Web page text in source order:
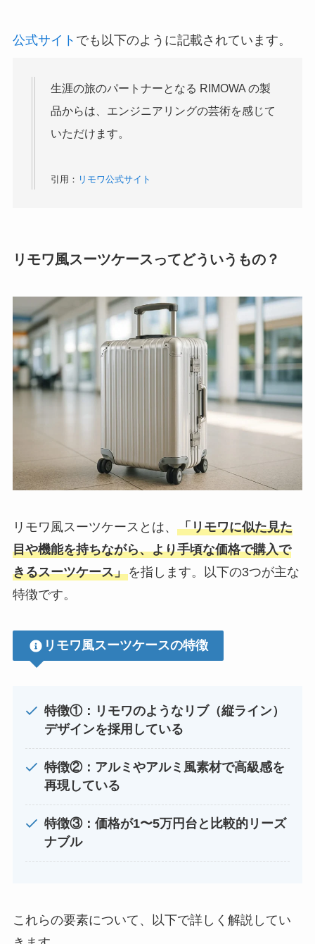
公式サイト でも以下のように記載されています。
生涯の旅のパートナーとなる RIMOWA の製
品からは、エンジニアリングの芸術を感じて
いただけます。
引用： リモワ公式サイト
リモワ風スーツケースってどういうもの？
リモワ風スーツケースとは、 「リモワに似た見た
目や機能を持ちながら、より手頃な価格で購入で
きるスーツケース」を指します。以下の3つが主な
特徴です。
リモワ風スーツケースの特徴
特徴①：リモワのようなリブ（縦ライン）
デザインを採用している
特徴②：アルミやアルミ風素材で高級感を
再現している
特徴③：価格が1〜5万円台と比較的リーズ
ナブル
これらの要素について、以下で詳しく解説してい